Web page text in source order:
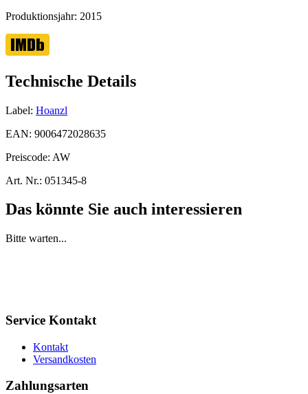
Produktionsjahr: 2015
Technische Details
Label: Hoanzl
EAN: 9006472028635
Preiscode: AW
Art. Nr.: 051345-8
Das könnte Sie auch interessieren
Bitte warten...
Service Kontakt
Kontakt
Versandkosten
Zahlungsarten